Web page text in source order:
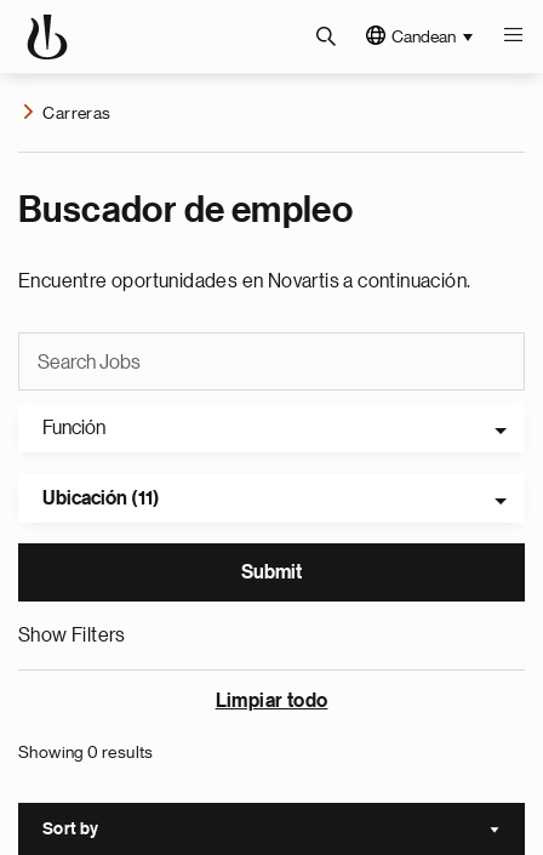
Candean
Carreras
Buscador de empleo
Encuentre oportunidades en Novartis a continuación.
Función
Ubicación (11)
Show Filters
Limpiar todo
Showing 0 results
Sort by Sort